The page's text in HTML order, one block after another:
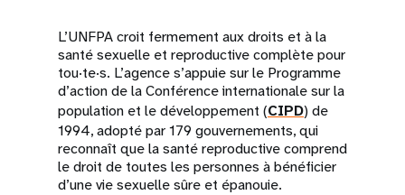
L’UNFPA croit fermement aux droits et à la
santé sexuelle et reproductive complète pour
tou·te·s. L’agence s’appuie sur le Programme
d’action de la Conférence internationale sur la
population et le développement (CIPD) de
1994, adopté par 179 gouvernements, qui
reconnaît que la santé reproductive comprend
le droit de toutes les personnes à bénéficier
d’une vie sexuelle sûre et épanouie.